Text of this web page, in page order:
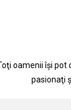
oamenii îşi pot
pasionaţi